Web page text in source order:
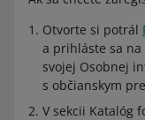
Otvorte si potrál
a prihláste sa na
svojej Osobnej
s občianskym
V sekcii Katalóg